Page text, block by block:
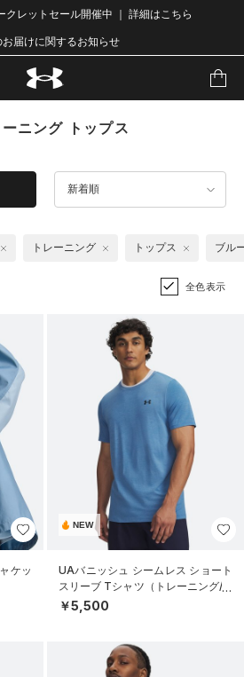
クレットセール開催中 ｜ 詳細はこちら
お届けに関するお知らせ
ニング トップス
新着順
トレーニング トップス ブル
全色表示
ケッ
NEW
UAバニッシュ シームレス ショート
スリーブ Tシャツ（トレーニング/M
EN）
￥5,500